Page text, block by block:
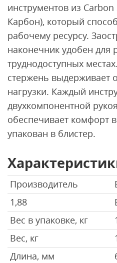
инструментов из
Карбон), который
рабочему ресурсу.
наконечник удобен для
труднодоступных
стержень выдерживает
нагрузки. Каждый
двухкомпонентной
обеспечивает комфорт
упакован в блистер.
Производитель
1,88
Вес в упаковке, кг
Вес, кг
Длина, мм